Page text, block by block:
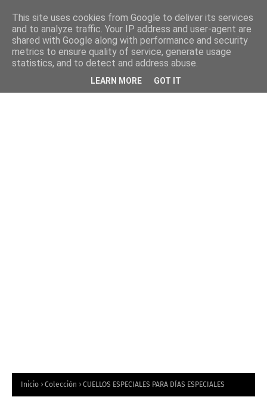
Inicio Colección CUELLOS ESPECIALES PARA DÍAS ESPECIALES
This site uses cookies from Google to deliver its services
and to analyze traffic. Your IP address and user-agent are
shared with Google along with performance and security
metrics to ensure quality of service, generate usage
statistics, and to detect and address abuse.
LEARN MORE GOT IT